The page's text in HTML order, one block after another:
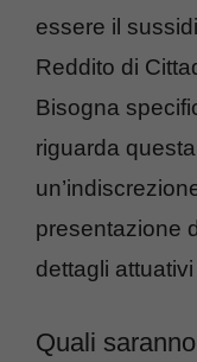
essere il
Reddito di
Bisogna
riguarda
presentazione
dettagli
Quali